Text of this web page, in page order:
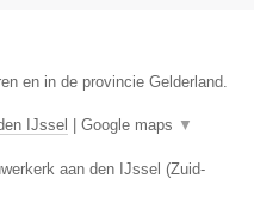
en in de provincie Gelderland.
IJssel Google maps ▼
aan den IJssel (Zuid-